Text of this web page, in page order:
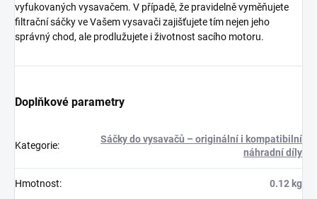
vyfukovaných vysavačem. V případě, že pravidelně vyměňujete
filtrační sáčky ve Vašem vysavači zajišťujete tím nejen jeho
správný chod, ale prodlužujete i životnost sacího motoru.
Doplňkové parametry
Kategorie:
Sáčky do vysavačů – originální i kompatibilní
náhradní díly
Hmotnost: 0.12 kg